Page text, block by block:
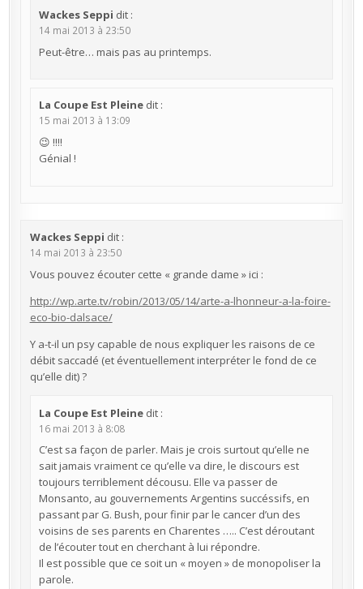
Wackes Seppi dit :
14 mai 2013 à 23:50
Peut-être… mais pas au printemps.
La Coupe Est Pleine dit :
15 mai 2013 à 13:09
😉 !!!!
Génial !
Wackes Seppi dit :
14 mai 2013 à 23:50
Vous pouvez écouter cette « grande dame » ici :
http://wp.arte.tv/robin/2013/05/14/arte-a-lhonneur-a-la-foire-
eco-bio-dalsace/
Y a-t-il un psy capable de nous expliquer les raisons de ce
débit saccadé (et éventuellement interpréter le fond de ce
qu’elle dit) ?
La Coupe Est Pleine dit :
16 mai 2013 à 8:08
C’est sa façon de parler. Mais je crois surtout qu’elle ne
sait jamais vraiment ce qu’elle va dire, le discours est
toujours terriblement décousu. Elle va passer de
Monsanto, au gouvernements Argentins succéssifs, en
passant par G. Bush, pour finir par le cancer d’un des
voisins de ses parents en Charentes ….. C’est déroutant
de l’écouter tout en cherchant à lui répondre.
Il est possible que ce soit un « moyen » de monopoliser la
parole.